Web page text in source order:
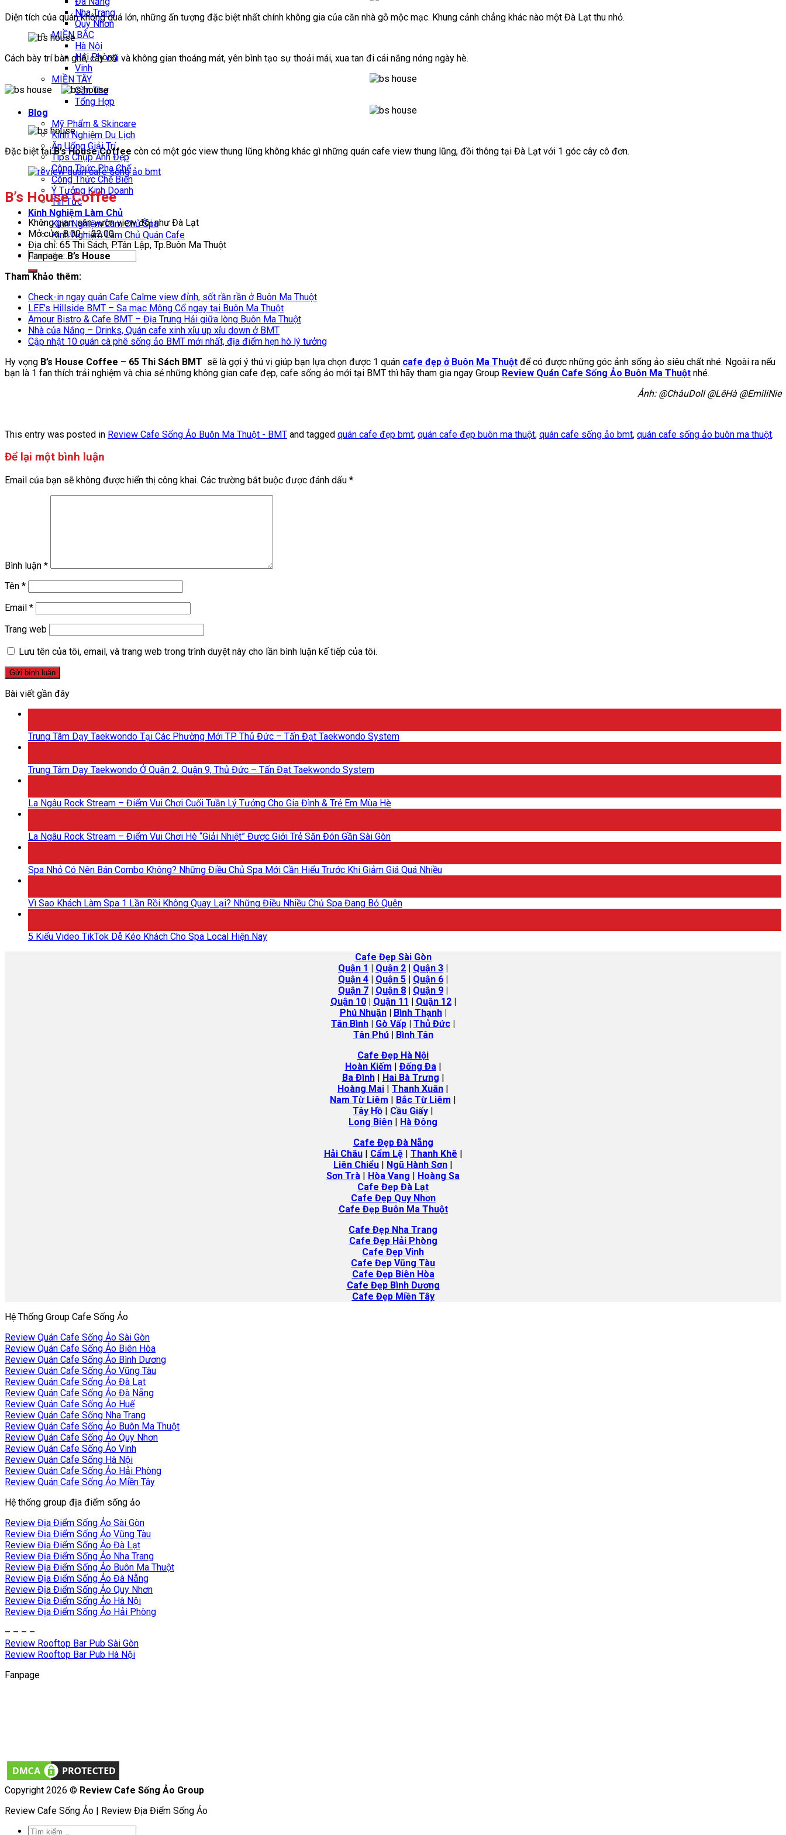
Nha Trang
Quy Nhơn
MIỀN BẮC
Hà Nội
Hải Phòng
Vinh
MIỀN TÂY
Cần Thơ
Tổng Hợp
Blog
Mỹ Phẩm & Skincare
Kinh Nghiệm Du Lịch
Ăn Uống Giải Trí
Tips Chụp Ảnh Đẹp
Công Thức Pha Chế
Công Thức Chế Biến
Ý Tưởng Kinh Doanh
Tin Tức
Kinh Nghiệm Làm Chủ
Kinh Nghiệm Làm Chủ Spa
Kinh Nghiệm Làm Chủ Quán Cafe
Tìm
kiếm:
Diện tích của quán không quá lớn, những ấn tượng đặc biệt nhất chính không gia của căn nhà gỗ mộc mạc. Khung cảnh chẳng khác nào một Đà Lạt thu nhỏ.
Cách bày trí bàn ghế, cây cối và không gian thoáng mát, yên bình tạo sự thoải mái, xua tan đi cái nắng nóng ngày hè.
Đặc biệt tạiB’s House Coffee còn có một góc view thung lũng không khác gì những quán cafe view thung lũng, đồi thông tại Đà Lạt với 1 góc cây cô đơn.
B’s House Coffee
Không gian: sân vườn view đồi như Đà Lạt
Mở cửa: 8:00 – 22:00
Địa chỉ: 65 Thi Sách, P.Tân Lập, Tp.Buôn Ma Thuột
Fanpage:B’s House
Tham khảo thêm:
Check-in ngay quán Cafe Calme view đỉnh, sốt rần rần ở Buôn Ma Thuột
LEE’s Hillside BMT – Sa mạc Mông Cổ ngay tại Buôn Ma Thuột
Amour Bistro & Cafe BMT – Địa Trung Hải giữa lòng Buôn Ma Thuột
Nhà của Nắng – Drinks, Quán cafe xinh xỉu up xỉu down ở BMT
Cập nhật 10 quán cà phê sống ảo BMT mới nhất, địa điểm hẹn hò lý tưởng
Hy vọng B’s House Coffee – 65 Thi Sách BMT sẽ là gợi ý thú vị giúp bạn lựa chọn được 1 quán cafe đẹp ở Buôn Ma Thuột để có được những góc ảnh sống ảo siêu chất nhé. Ngoài ra nếu
bạn là 1 fan thích trải nghiệm và chia sẻ những không gian cafe đẹp, cafe sống ảo mới tại BMT thì hãy tham gia ngay Group Review Quán Cafe Sống Ảo Buôn Ma Thuột nhé.
Ảnh: @ChâuDoll @LêHà @EmiliNie
This entry was posted in Review Cafe Sống Ảo Buôn Ma Thuột - BMT and tagged quán cafe đẹp bmt, quán cafe đẹp buôn ma thuột, quán cafe sống ảo bmt, quán cafe sống ảo buôn ma thuột.
Để lại một bình luận
Email của bạn sẽ không được hiển thị công khai. Các trường bắt buộc được đánh dấu *
Bình luận *
Tên *
Email *
Trang web
Lưu tên của tôi, email, và trang web trong trình duyệt này cho lần bình luận kế tiếp của tôi.
Bài viết gần đây
Trung Tâm Dạy Taekwondo Tại Các Phường Mới TP. Thủ Đức – Tấn Đạt Taekwondo System
Trung Tâm Dạy Taekwondo Ở Quận 2, Quận 9, Thủ Đức – Tấn Đạt Taekwondo System
La Ngâu Rock Stream – Điểm Vui Chơi Cuối Tuần Lý Tưởng Cho Gia Đình & Trẻ Em Mùa Hè
La Ngâu Rock Stream – Điểm Vui Chơi Hè “Giải Nhiệt” Được Giới Trẻ Săn Đón Gần Sài Gòn
Spa Nhỏ Có Nên Bán Combo Không? Những Điều Chủ Spa Mới Cần Hiểu Trước Khi Giảm Giá Quá Nhiều
Vì Sao Khách Làm Spa 1 Lần Rồi Không Quay Lại? Những Điều Nhiều Chủ Spa Đang Bỏ Quên
5 Kiểu Video TikTok Dễ Kéo Khách Cho Spa Local Hiện Nay
Cafe Đẹp Sài Gòn
Quận 1 | Quận 2 | Quận 3 |
Quận 4 | Quận 5 | Quận 6 |
Quận 7 | Quận 8 | Quận 9 |
Quận 10| Quận 11 | Quận 12|
Phú Nhuận| Bình Thạnh|
Tân Bình | Gò Vấp | Thủ Đức |
Tân Phú| Bình Tân
Cafe Đẹp Hà Nội
Hoàn Kiếm | Đống Đa|
Ba Đình| Hai Bà Trưng |
Hoàng Mai | Thanh Xuân |
Nam Từ Liêm | Bắc Từ Liêm |
Tây Hồ | Cầu Giấy |
Long Biên | Hà Đông
Cafe Đẹp Đà Nẵng
Hải Châu| Cẩm Lệ| Thanh Khê |
Liên Chiểu | Ngũ Hành Sơn |
Sơn Trà | Hòa Vang | Hoàng Sa
Cafe Đẹp Đà Lạt
Cafe Đẹp Quy Nhơn
Cafe Đẹp Buôn Ma Thuột
Cafe Đẹp Nha Trang
Cafe Đẹp Hải Phòng
Cafe Đẹp Vinh
Cafe Đẹp Vũng Tàu
Cafe Đẹp Biên Hòa
Cafe Đẹp Bình Dương
Cafe Đẹp Miền Tây
Hệ Thống Group Cafe Sống Ảo
Review Quán Cafe Sống Ảo Sài Gòn
Review Quán Cafe Sống Ảo Biên Hòa
Review Quán Cafe Sống Ảo Bình Dương
Review Quán Cafe Sống Ảo Vũng Tàu
Review Quán Cafe Sống Ảo Đà Lạt
Review Quán Cafe Sống Ảo Đà Nẵng
Review Quán Cafe Sống Ảo Huế
Review Quán Cafe Sống Nha Trang
Review Quán Cafe Sống Ảo Buôn Ma Thuột
Review Quán Cafe Sống Ảo Quy Nhơn
Review Quán Cafe Sống Ảo Vinh
Review Quán Cafe Sống Hà Nội
Review Quán Cafe Sống Ảo Hải Phòng
Review Quán Cafe Sống Ảo Miền Tây
Hệ thống group địa điểm sống ảo
Review Địa Điểm Sống Ảo Sài Gòn
Review Địa Điểm Sống Ảo Vũng Tàu
Review Địa Điểm Sống Ảo Đà Lạt
Review Địa Điểm Sống Ảo Nha Trang
Review Địa Điểm Sống Ảo Buôn Ma Thuột
Review Địa Điểm Sống Ảo Đà Nẵng
Review Địa Điểm Sống Ảo Quy Nhơn
Review Địa Điểm Sống Ảo Hà Nội
Review Địa Điểm Sống Ảo Hải Phòng
– – – –
Review Rooftop Bar Pub Sài Gòn
Review Rooftop Bar Pub Hà Nội
Fanpage
Copyright 2026 © Review Cafe Sống Ảo Group
Review Cafe Sống Ảo | Review Địa Điểm Sống Ảo
Tìm